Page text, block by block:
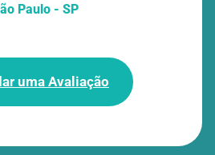
Paulo - SP
uma Avaliação